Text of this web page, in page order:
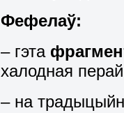
Фефелаў:
– гэта
халодная
– на